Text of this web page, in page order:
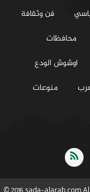
فن وثقافة
محافظات
اوشوش الودع
منوعات